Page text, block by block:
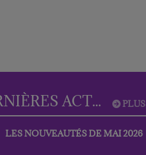
PLUS
LES DERNIÈRES ACTUS
LES NOUVEAUTÉS DE MAI 2026